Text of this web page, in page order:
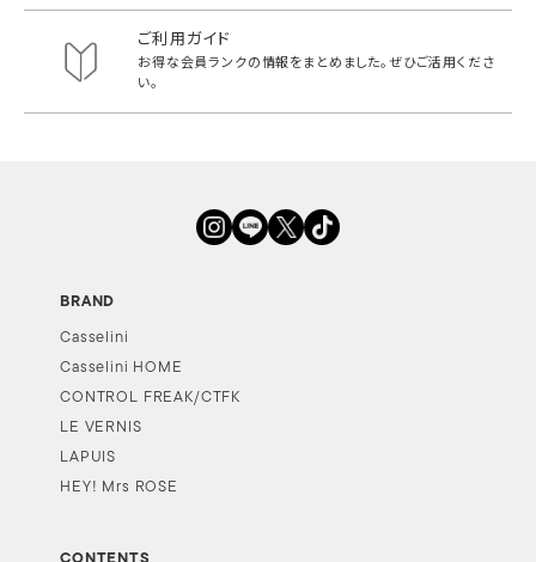
ご利用ガイド
お得な会員ランクの情報をまとめました。ぜひご活用くださ
い。
BRAND
Casselini
Casselini HOME
CONTROL FREAK/CTFK
LE VERNIS
LAPUIS
HEY! Mrs ROSE
CONTENTS